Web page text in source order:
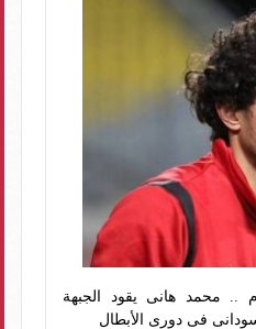
.. محمد هانى يقود الجبهة
فى دورى الأبطال